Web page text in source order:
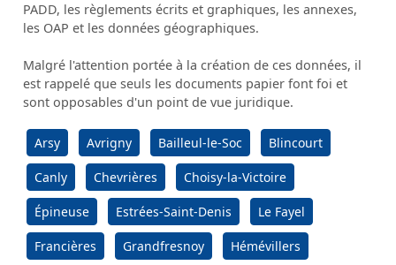
PADD, les règlements écrits et graphiques, les annexes,
les OAP et les données géographiques.
Malgré l'attention portée à la création de ces données, il
est rappelé que seuls les documents papier font foi et
sont opposables d'un point de vue juridique.
Arsy Avrigny Bailleul-le-Soc Blincourt
Canly Chevrières Choisy-la-Victoire
Épineuse Estrées-Saint-Denis Le Fayel
Francières Grandfresnoy Hémévillers